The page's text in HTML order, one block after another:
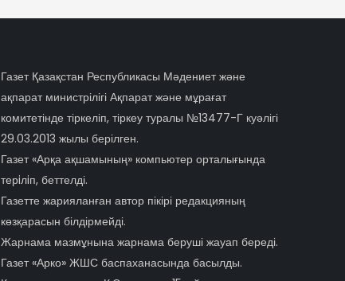
Газет Қазақстан Республикасы Мәдениет және
ақпарат министрілігі Ақпарат және мұрағат
комитетінде тіркеліп, тіркеу туралы №13477-Г куәлігі
29.03.2013 жылы берілген.
Газет «Арқа ақшамының» компьютер орталығында
терiлiп, беттелді.
Газетте жарияланған автор пікірі редакцияның
көзқарасын білдірмейді.
Жарнама мазмұнына жарнама беруші жауап береді.
Газет «Арко» ЖШС баспаханасында басылды.